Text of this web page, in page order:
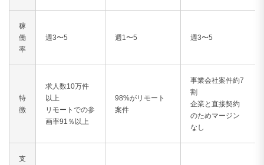
稼
働
率
週3〜5 週1〜5 週3〜5
特
徴
求人数10万件
以上
リモートでの参
画率91％以上
98%がリモート
案件
事業会社案件約7
割
企業と直接契約
のためマージン
なし
支